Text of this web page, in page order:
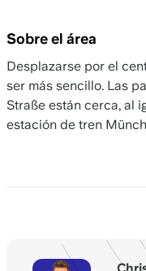
Sobre el área
Desplazarse por el
ser más sencillo. Las
Straße están cerca, al
estación de tren